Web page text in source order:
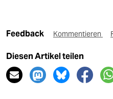
Feedback Kommentieren
Diesen Artikel teilen